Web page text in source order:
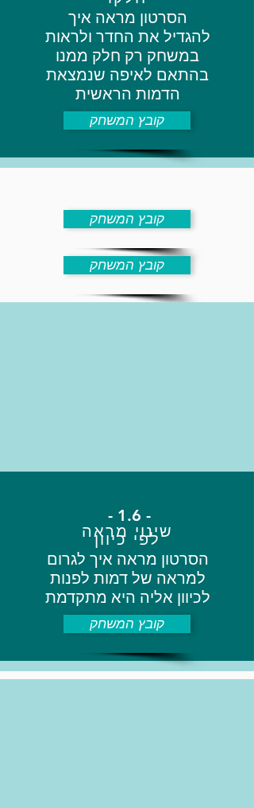
הסרטון מסביר איך
להוסיף דמות על ידי יצירת
ספרייט ואוביקט
קובץ המשחק
- 1.1 -
הוספת רקע
הסרטון מראה איך
להוסיף רקע מקובץ
תמונה
קובץ המשחק
הסרטון מראה איך
להגדיל את החדר ולראות
במשחק רק חלק ממנו
בהתאם לאיפה שנמצאת
הדמות הראשית
קובץ המשחק
קובץ המשחק
קובץ המשחק
- 1.6 -
שינוי מראה
לפי כיוון
הסרטון מראה איך לגרום
למראה של דמות לפנות
לכיוון אליה היא מתקדמת
קובץ המשחק